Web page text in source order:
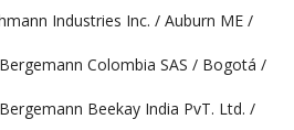
Industries Inc. / Auburn ME /
Colombia SAS / Bogotá /
Beekay India PvT. Ltd. /